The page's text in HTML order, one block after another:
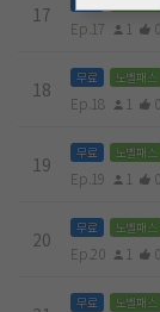
17
Ep.17 1 0
18
무료 노벨패스
Ep.18 1 0
19
무료 노벨패스
Ep.19 1 0
20
무료 노벨패스
Ep.20 1 0
무료 노벨패스